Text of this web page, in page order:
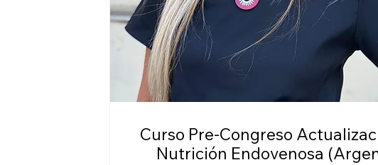
Curso Pre-Congreso Actualizaciones en
Nutrición Endovenosa